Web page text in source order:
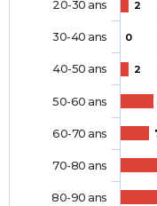
2
0
2
20-30 ans
30-40 ans
40-50 ans
50-60 ans
60-70 ans
70-80 ans
80-90 ans